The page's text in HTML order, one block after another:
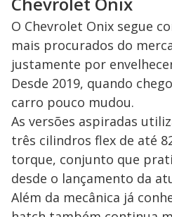
O Chevrolet Onix segue
mais procurados do
justamente por
Desde 2019, quando
carro pouco mudou.
As versões aspiradas
três cilindros flex de até
torque, conjunto que
desde o lançamento da
Além da mecânica já